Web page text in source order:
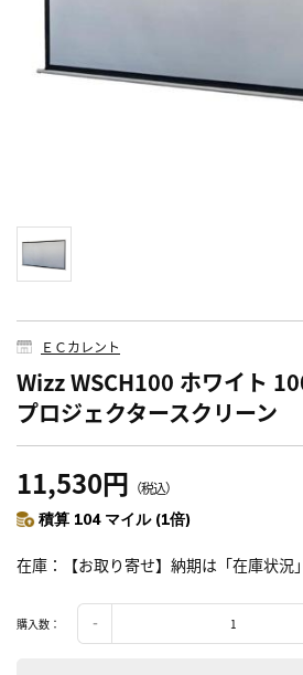
ＥＣカレント
Wizz WSCH100 ホワイト
プロジェクタースクリーン
11,530円 （税込）
積算 104 マイル (1倍)
在庫 【お取り寄せ】納期は「在庫状
購入数：